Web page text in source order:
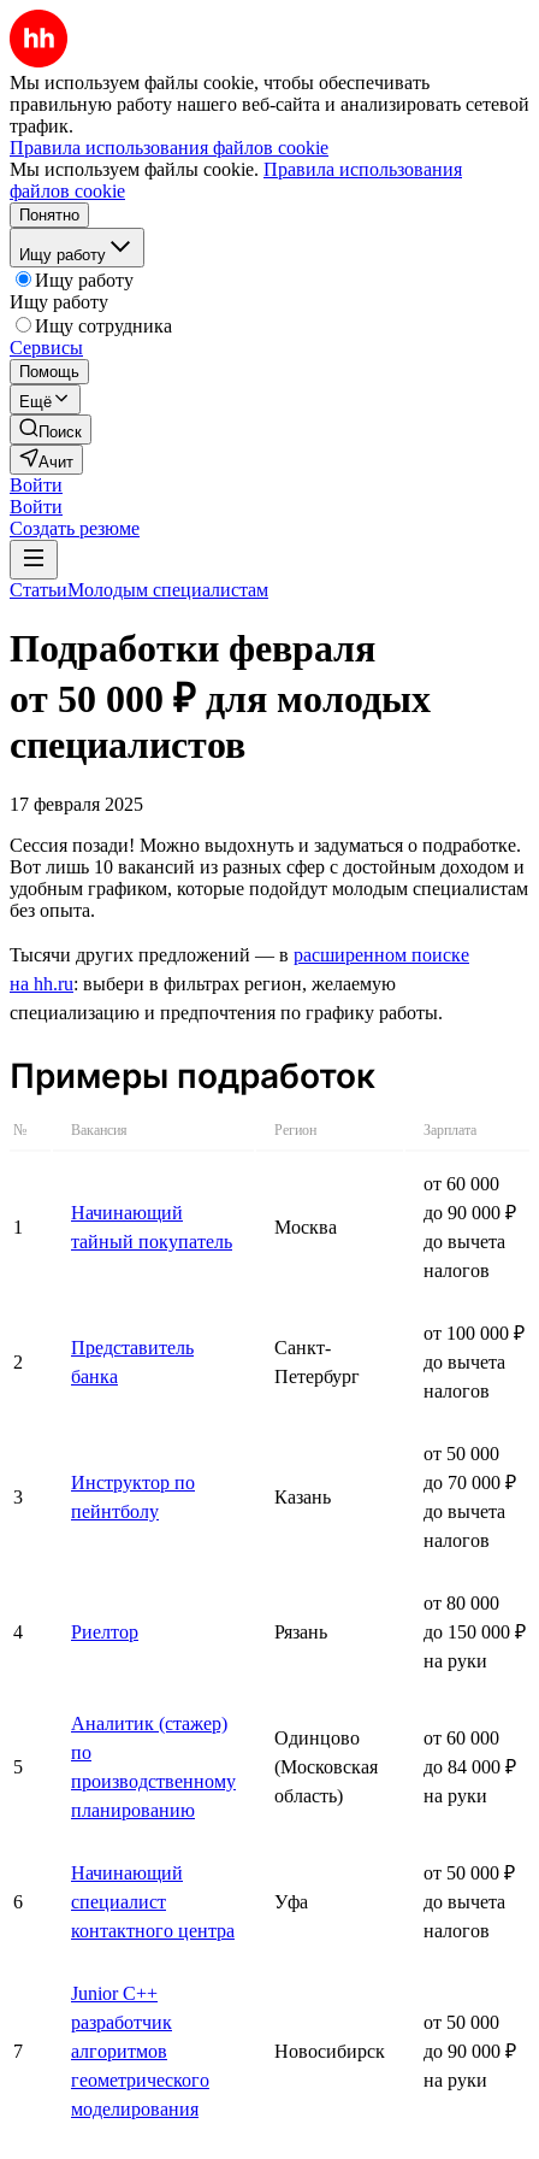
Мы используем файлы cookie, чтобы обеспечивать
правильную работу нашего веб-сайта и анализировать сетевой
трафик.
Правила использования файлов cookie
Мы используем файлы cookie. Правила использования
файлов cookie
Понятно
Ищу работу
Ищу работу
Ищу работу
Ищу сотрудника
Сервисы
Помощь
Ещё
Поиск
Ачит
Войти
Войти
Создать резюме
СтатьиМолодым специалистам
Подработки февраля
от 50 000 ₽ для молодых
специалистов
17 февраля 2025
Сессия позади! Можно выдохнуть и задуматься о подработке.
Вот лишь 10 вакансий из разных сфер с достойным доходом и
удобным графиком, которые подойдут молодым специалистам
без опыта.
Тысячи других предложений — в расширенном поиске
на hh.ru: выбери в фильтрах регион, желаемую
специализацию и предпочтения по графику работы.
Примеры подработок
№ Вакансия Регион Зарплата
1
Начинающий
тайный покупатель
Москва
от 60 000
до 90 000 ₽
до вычета
налогов
2
Представитель
банка
Санкт-
Петербург
от 100 000 ₽
до вычета
налогов
3
Инструктор по
пейнтболу
Казань
от 50 000
до 70 000 ₽
до вычета
налогов
4 Риелтор Рязань
от 80 000
до 150 000 ₽
на руки
5
Аналитик (стажер)
по
производственному
планированию
Одинцово
(Московская
область)
от 60 000
до 84 000 ₽
на руки
6
Начинающий
специалист
контактного центра
Уфа
от 50 000 ₽
до вычета
налогов
7
Junior C++
разработчик
алгоритмов
геометрического
моделирования
Новосибирск
от 50 000
до 90 000 ₽
на руки